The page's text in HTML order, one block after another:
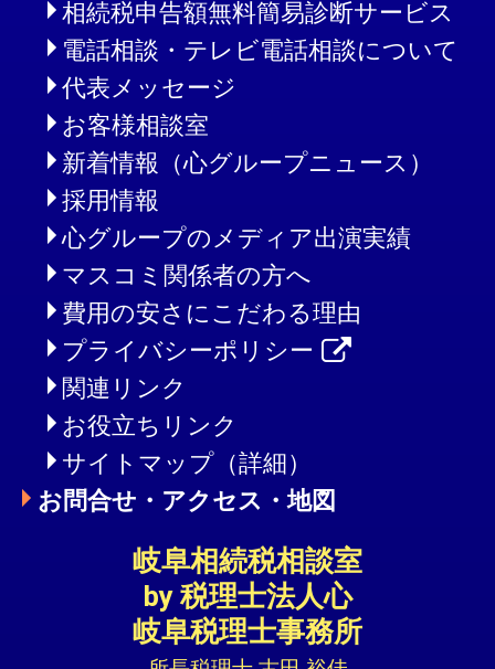
相続税申告額無料簡易診断サービス
電話相談・テレビ電話相談について
代表メッセージ
お客様相談室
新着情報（心グループニュース）
採用情報
心グループのメディア出演実績
マスコミ関係者の方へ
費用の安さにこだわる理由
プライバシーポリシー
関連リンク
お役立ちリンク
サイトマップ（詳細）
お問合せ・アクセス・地図
岐阜相続税相談室
by 税理士法人心
岐阜税理士事務所